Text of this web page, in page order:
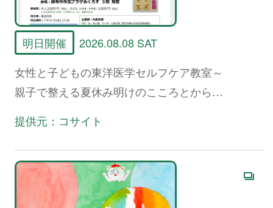
明日開催
2026.08.08 SAT
女性と子どもの東洋医学セルフケア教室～
親子で整える夏休み明けのこころとからだ
提供元：コサイト